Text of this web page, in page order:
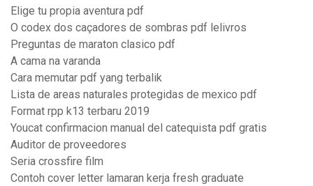
Elige tu propia aventura pdf
O codex dos caçadores de sombras pdf lelivros
Preguntas de maraton clasico pdf
A cama na varanda
Cara memutar pdf yang terbalik
Lista de areas naturales protegidas de mexico pdf
Format rpp k13 terbaru 2019
Youcat confirmacion manual del catequista pdf gratis
Auditor de proveedores
Seria crossfire film
Contoh cover letter lamaran kerja fresh graduate